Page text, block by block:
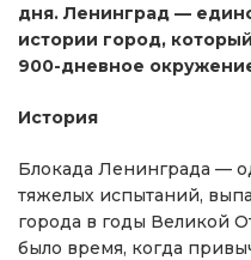
дня. Ленинград —
истории город,
900-дневное
История
Блокада Ленинграда —
тяжелых испытаний,
города в годы Великой
было время, когда